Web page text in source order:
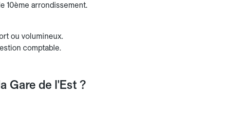
10ème arrondissement.
ou volumineux.
comptable.
Gare de l'Est ?